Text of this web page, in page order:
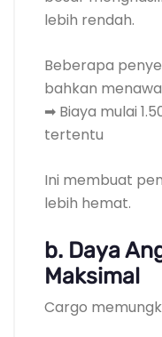
lebih rendah.
Beberapa
bahkan
➡ Biaya mulai
tertentu
Ini membuat
lebih hemat.
b. Daya
Maksimal
Cargo